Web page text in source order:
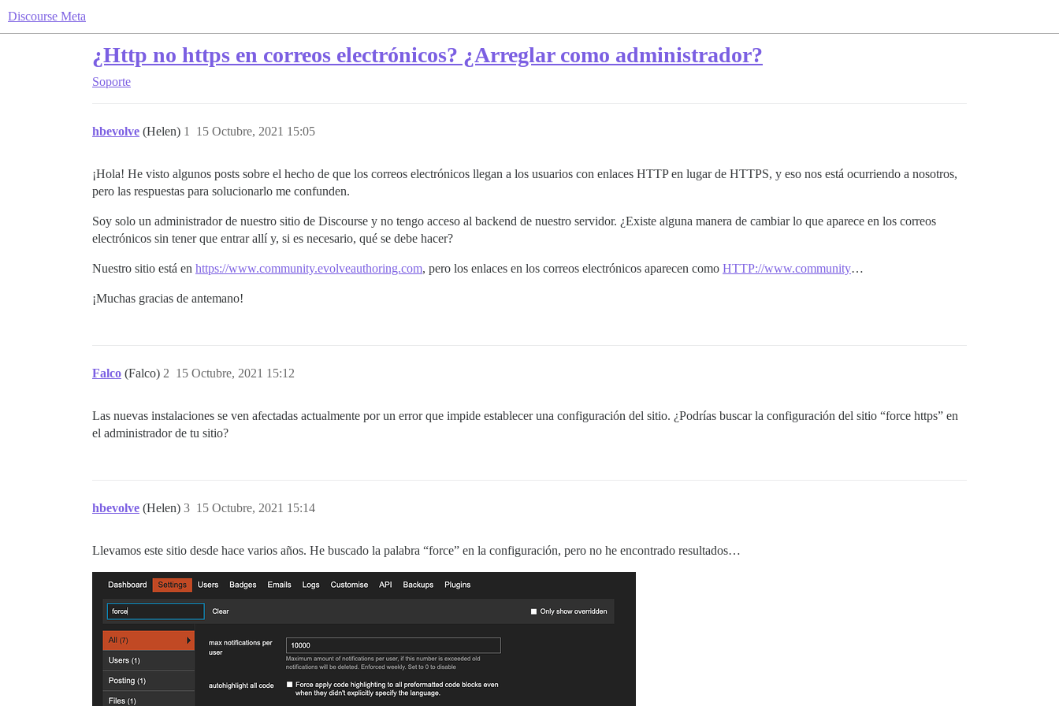
Discourse Meta
¿Http no https en correos electrónicos? ¿Arreglar como administrador?
Soporte
hbevolve (Helen) 15 Octubre, 2021 15:05
1
¡Hola! He visto algunos posts sobre el hecho de que los correos electrónicos llegan a los usuarios con enlaces HTTP en lugar de HTTPS, y eso nos está ocurriendo a nosotros,
pero las respuestas para solucionarlo me confunden.
Soy solo un administrador de nuestro sitio de Discourse y no tengo acceso al backend de nuestro servidor. ¿Existe alguna manera de cambiar lo que aparece en los correos
electrónicos sin tener que entrar allí y, si es necesario, qué se debe hacer?
Nuestro sitio está en https://www.community.evolveauthoring.com, pero los enlaces en los correos electrónicos aparecen como HTTP://www.community…
¡Muchas gracias de antemano!
Falco (Falco) 15 Octubre, 2021 15:12
2
Las nuevas instalaciones se ven afectadas actualmente por un error que impide establecer una configuración del sitio. ¿Podrías buscar la configuración del sitio “force https” en
el administrador de tu sitio?
hbevolve (Helen) 15 Octubre, 2021 15:14
3
Llevamos este sitio desde hace varios años. He buscado la palabra “force” en la configuración, pero no he encontrado resultados…